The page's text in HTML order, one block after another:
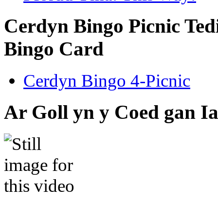
Cerdyn Bingo Picnic
Bingo Card
Cerdyn Bingo 4-Picnic
Ar Goll yn y Coed gan